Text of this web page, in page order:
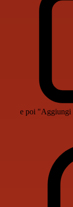
e poi "Aggiungi